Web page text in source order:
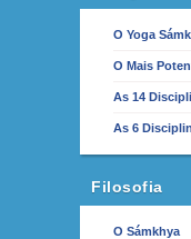
O Yoga
O Mais
As 14
As 6
Filosofia
O Sámkhya